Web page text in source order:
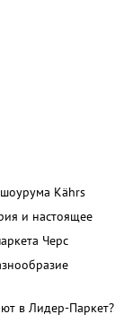
Kährs
и настоящее
Черс
в Лидер-Паркет?